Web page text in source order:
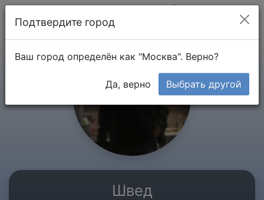
Швед
Подтвердите город
Ваш город определён как "Москва". Верно?
Да, верно Выбрать другой